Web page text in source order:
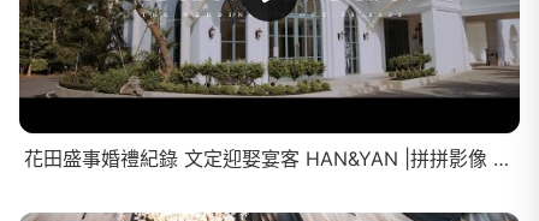
花田盛事婚禮紀錄 文定迎娶宴客 HAN&YAN |拼拼影像 婚禮攝影 Taiwan wedding video 婚禮錄影 婚錄 精華